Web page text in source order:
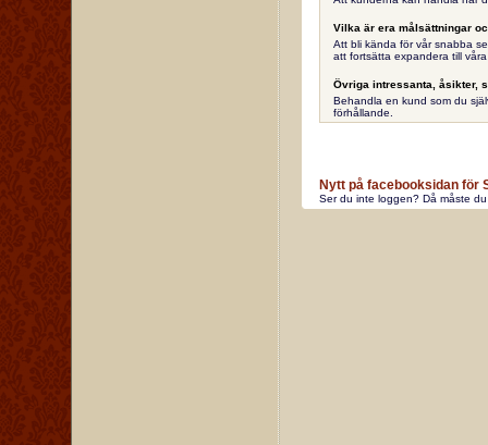
Vilka är era målsättningar
Att bli kända för vår snabba
att fortsätta expandera till
Övriga intressanta, åsikter,
Behandla en kund som du
förhållande.
Nytt på facebooksidan för
Ser du inte loggen? Då måste